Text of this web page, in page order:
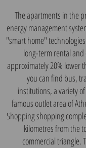
The apartments in the
energy management
"smart home"
long-term rental
approximately 20% lower
you can find bus,
institutions, a variety
famous outlet area of
Shopping shopping
kilometres from the
commercial triangle.